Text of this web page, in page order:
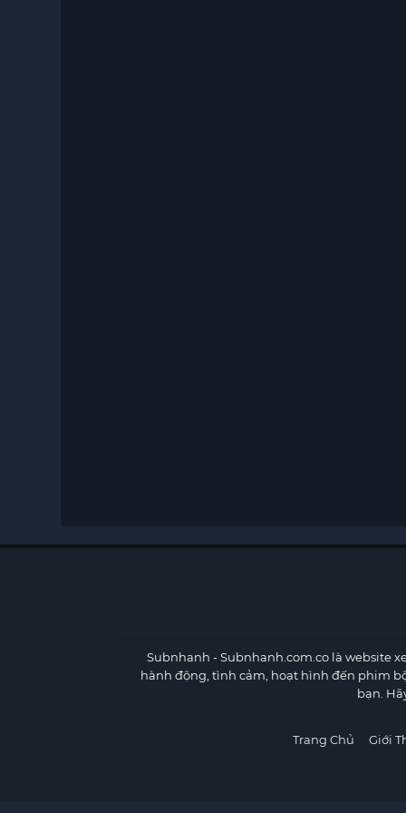
Subnhanh - Subnhanh.com.co là website
hành động, tình cảm, hoạt hình đến phim
bạn.
Trang Chủ Giới